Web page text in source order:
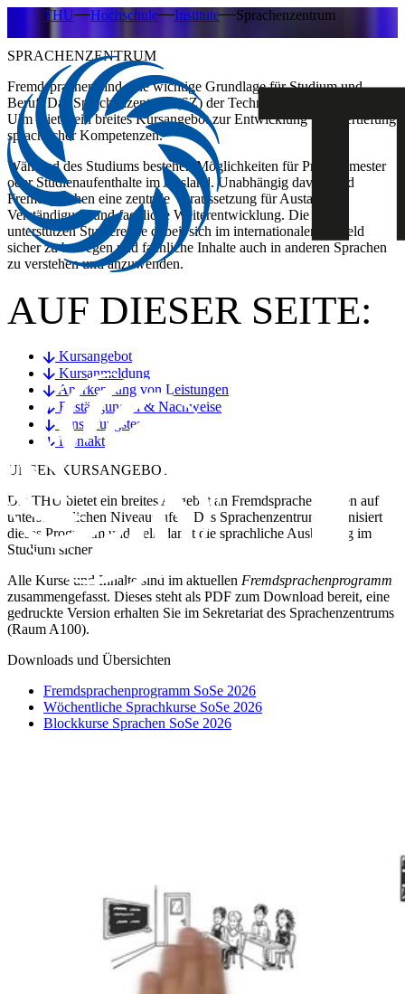
THU Hochschule Institute Sprachenzentrum
SPRACHENZENTRUM
Fremdsprachen sind eine wichtige Grundlage für Studium und
Beruf. Das Sprachenzentrum (SZ) der Technischen Hochschule
Ulm bietet ein breites Kursangebot zur Entwicklung und Vertiefung
sprachlicher Kompetenzen.
Während des Studiums bestehen Möglichkeiten für Praxissemester
oder Studienaufenthalte im Ausland. Unabhängig davon sind
Fremdsprachen eine zentrale Voraussetzung für Austausch,
Verständigung und fachliche Weiterentwicklung. Die Kurse
unterstützen Studierende dabei, sich im internationalen Umfeld
sicher zu bewegen und fachliche Inhalte auch in anderen Sprachen
zu verstehen und anzuwenden.
AUF DIESER SEITE:
Kursangebot
Kursanmeldung
Anerkennung von Leistungen
Bestätigungen & Nachweise
Einstufungstest
Kontakt
UNSER KURSANGEBOT
Die THU bietet ein breites Angebot an Fremdsprachenkursen auf
unterschiedlichen Niveaustufen. Das Sprachenzentrum organisiert
dieses Programm und stellt damit die sprachliche Ausbildung im
Studium sicher.
Alle Kurse und Inhalte sind im aktuellen Fremdsprachenprogramm
zusammengefasst. Dieses steht als PDF zum Download bereit, eine
gedruckte Version erhalten Sie im Sekretariat des Sprachenzentrums
(Raum A100).
Downloads und Übersichten
Fremdsprachenprogramm SoSe 2026
Wöchentliche Sprachkurse SoSe 2026
Blockkurse Sprachen SoSe 2026